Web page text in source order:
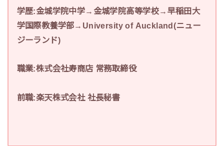
学歴:金城学院中学→金城学院高等学校→早稲田大
学国際教養学部→University of Auckland(ニュー
ジーランド)
職業:株式会社寿商店 常務取締役
前職:楽天株式会社 社長秘書